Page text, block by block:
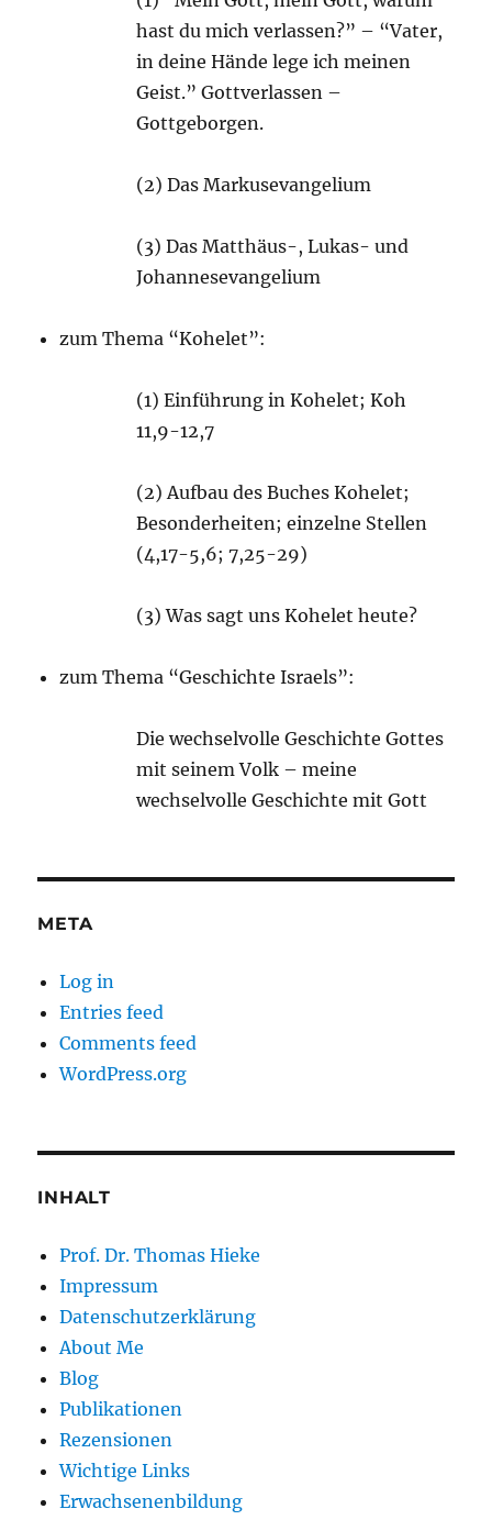
hast du mich verlassen?” – “Vater,
in deine Hände lege ich meinen
Geist.” Gottverlassen –
Gottgeborgen.
(2) Das Markusevangelium
(3) Das Matthäus-, Lukas- und
Johannesevangelium
zum Thema “Kohelet”:
(1) Einführung in Kohelet; Koh
11,9-12,7
(2) Aufbau des Buches Kohelet;
Besonderheiten; einzelne Stellen
(4,17-5,6; 7,25-29)
(3) Was sagt uns Kohelet heute?
zum Thema “Geschichte Israels”:
Die wechselvolle Geschichte Gottes
mit seinem Volk – meine
wechselvolle Geschichte mit Gott
META
Log in
Entries feed
Comments feed
WordPress.org
INHALT
Prof. Dr. Thomas Hieke
Impressum
Datenschutzerklärung
About Me
Blog
Publikationen
Rezensionen
Wichtige Links
Erwachsenenbildung